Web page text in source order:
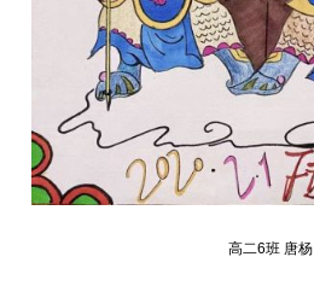
高二6班 唐杨